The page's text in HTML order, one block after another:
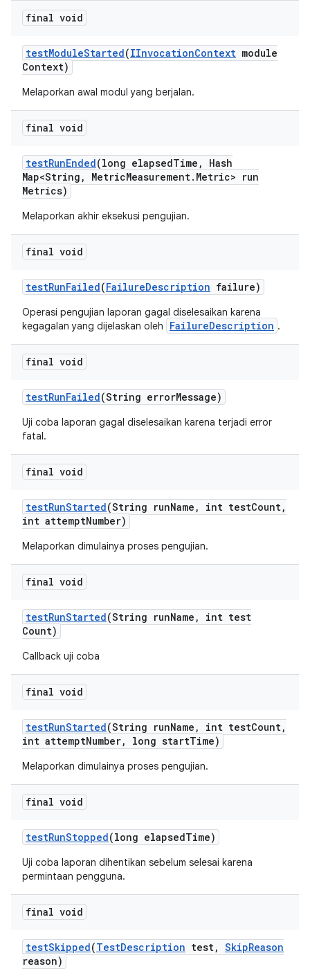
final void
testModuleStarted(IInvocationContext module
Context)
Melaporkan awal modul yang berjalan.
final void
testRunEnded(long elapsedTime ,
Hash
Map<String , MetricMeasurement. Metric> run
Metrics)
Melaporkan akhir eksekusi pengujian.
final void
testRunFailed(FailureDescription failure)
Operasi pengujian laporan gagal diselesaikan karena
kegagalan yang dijelaskan oleh
FailureDescription .
final void
testRunFailed(String errorMessage)
Uji coba laporan gagal diselesaikan karena terjadi error
fatal.
final void
testRunStarted(String runName , int testCount,
int attemptNumber)
Melaporkan dimulainya proses pengujian.
final void
testRunStarted(String runName ,
int test
Count)
Callback uji coba
final void
testRunStarted(String runName , int testCount,
int attemptNumber, long startTime)
Melaporkan dimulainya proses pengujian.
final void
testRunStopped(long elapsedTime)
Uji coba laporan dihentikan sebelum selesai karena
permintaan pengguna.
final void
testSkipped(TestDescription test, SkipReason
reason)